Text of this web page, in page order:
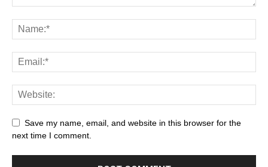
Save my name, email, and website in this browser for the
next time I comment.